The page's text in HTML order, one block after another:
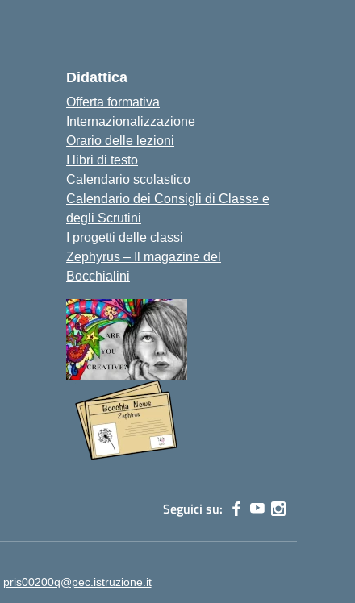
Didattica
Offerta formativa
Internazionalizzazione
Orario delle lezioni
I libri di testo
Calendario scolastico
Calendario dei Consigli di Classe e
degli Scrutini
I progetti delle classi
Zephyrus – Il magazine del
Bocchialini
Seguici su:
pris00200q@pec.istruzione.it